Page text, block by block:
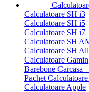
Calculatoare SH i3
Calculatoare SH i5
Calculatoare SH i7
Calculatoare SH
Calculatoare SH
Calculatoare
Barebone Carcasa
Pachet
Calculatoare Apple